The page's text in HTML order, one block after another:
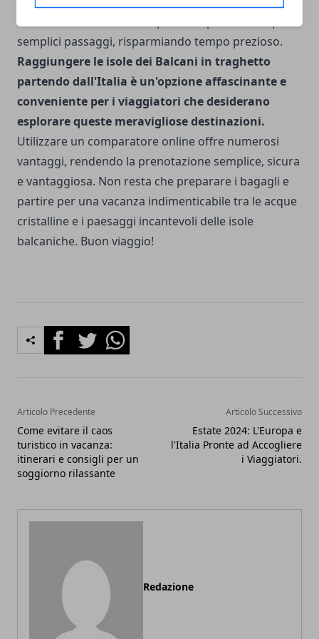
senza stress. Potrete completare il processo in pochi
semplici passaggi, risparmiando tempo prezioso.
Raggiungere le isole dei Balcani in traghetto
partendo dall'Italia è un'opzione affascinante e
conveniente per i viaggiatori che desiderano
esplorare queste meravigliose destinazioni.
Utilizzare un comparatore online offre numerosi
vantaggi, rendendo la prenotazione semplice, sicura
e vantaggiosa. Non resta che preparare i bagagli e
partire per una vacanza indimenticabile tra le acque
cristalline e i paesaggi incantevoli delle isole
balcaniche. Buon viaggio!
FacebookTwitterWhatsapp
Articolo Precedente
Come evitare il caos
turistico in vacanza:
itinerari e consigli per un
soggiorno rilassante
Articolo Successivo
Estate 2024: L'Europa e
l'Italia Pronte ad Accogliere
i Viaggiatori.
Redazione